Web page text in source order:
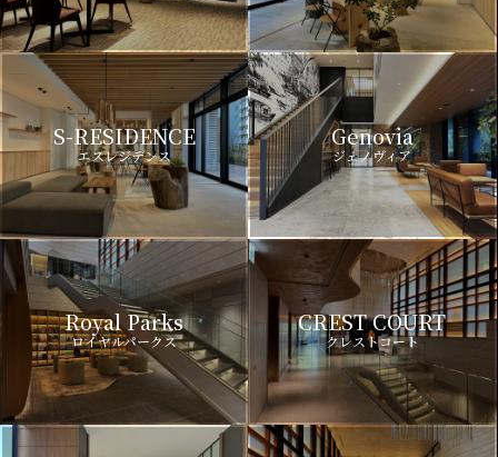
S-RESIDENCE
エスレジデンス
Genovia
ジェノヴィア
Royal Parks
ロイヤルパークス
CREST COURT
クレストコート